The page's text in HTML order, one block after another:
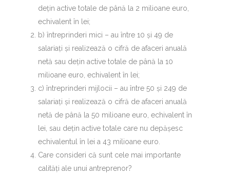
dețin active totale de până la 2 milioane euro,
echivalent în lei;
b) întreprinderi mici – au între 10 și 49 de
salariați și realizează o cifră de afaceri anuală
netă sau dețin active totale de până la 10
milioane euro, echivalent în lei;
c) întreprinderi mijlocii – au între 50 și 249 de
salariați și realizează o cifră de afaceri anuală
netă de până la 50 milioane euro, echivalent în
lei, sau dețin active totale care nu depășesc
echivalentul în lei a 43 milioane euro.
Care consideri că sunt cele mai importante
calități ale unui antreprenor?